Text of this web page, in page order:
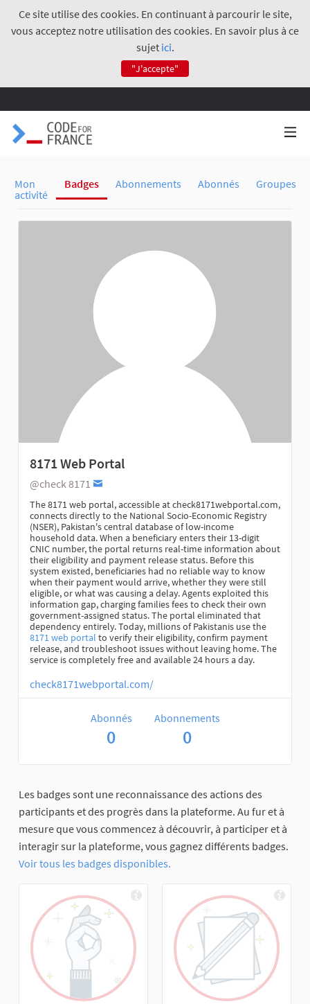
Ce site utilise des cookies. En continuant à parcourir le site,
vous acceptez notre utilisation des cookies. En savoir plus à ce
sujet ici.
"J'accepte"
Mon
activité
Badges Abonnements Abonnés Groupes
8171 Web Portal
@check 8171
The 8171 web portal, accessible at check8171webportal.com,
connects directly to the National Socio-Economic Registry
(NSER), Pakistan's central database of low-income
household data. When a beneficiary enters their 13-digit
CNIC number, the portal returns real-time information about
their eligibility and payment release status. Before this
system existed, beneficiaries had no reliable way to know
when their payment would arrive, whether they were still
eligible, or what was causing a delay. Agents exploited this
information gap, charging families fees to check their own
government-assigned status. The portal eliminated that
dependency entirely. Today, millions of Pakistanis use the
8171 web portal to verify their eligibility, confirm payment
release, and troubleshoot issues without leaving home. The
service is completely free and available 24 hours a day.
check8171webportal.com/
Abonnés
0
Abonnements
0
Les badges sont une reconnaissance des actions des
participants et des progrès dans la plateforme. Au fur et à
mesure que vous commencez à découvrir, à participer et à
interagir sur la plateforme, vous gagnez différents badges.
Voir tous les badges disponibles.